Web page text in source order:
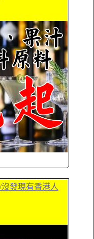
發現有香港人